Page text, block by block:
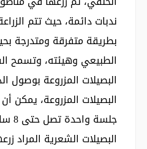
ندبات دائمة، حيث تتم
بطريقة متفرقة ومتدرجة
الطبيعي وهيئته، وتسمح
البصيلات المزروعة بوصول
البصيلات المزروعة، يمكن
البصيلات الشعرية المراد